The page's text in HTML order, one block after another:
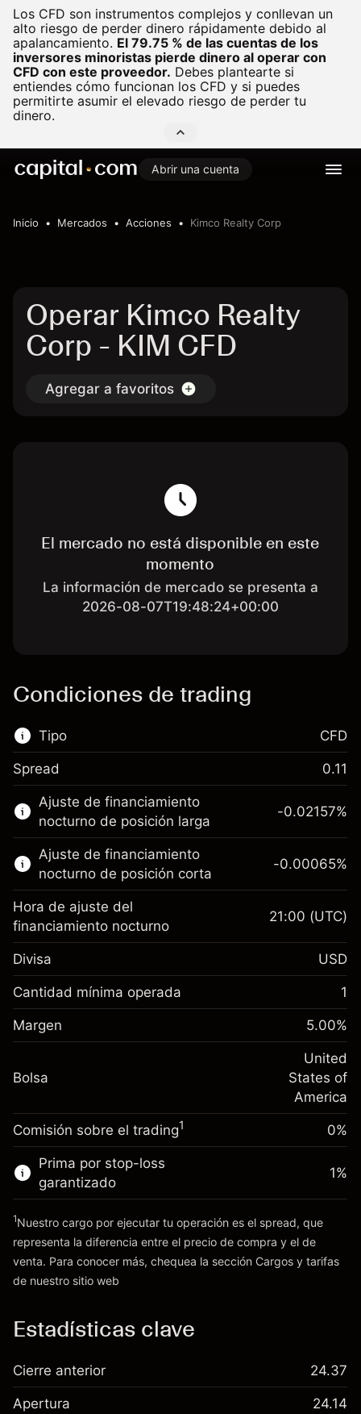
Los CFD son instrumentos complejos y conllevan un
alto riesgo de perder dinero rápidamente debido al
apalancamiento. El 79.75 % de las cuentas de los
inversores minoristas pierde dinero al operar con
CFD con este proveedor. Debes plantearte si
entiendes cómo funcionan los CFD y si puedes
permitirte asumir el elevado riesgo de perder tu
dinero.
Abrir una cuenta
Inicio Mercados Acciones Kimco Realty Corp
Operar Kimco Realty
Corp - KIM CFD
Agregar a favoritos
El mercado no está disponible en este
momento
La información de mercado se presenta a
2026-08-07T19:48:24+00:00
Condiciones de trading
Tipo
Este mercado financiero está disponible para
hacer trading con CFD.
Obtén más información sobre:
CFD
CFD
Spread 0.11
Ajuste de financiamiento
nocturno de posición larga
$1,000.00
Ajuste de financiamiento
nocturno
Cargos por el valor total de la
posición
%
(-$4.31)
Tamaño de la operación con apalancamiento
~$20,000.00
$19,000.00
Ir a la plataforma
-0.02157%
Ajuste de financiamiento
nocturno de posición corta
Margen. Tu inversión
$1,000.00
Ajuste de financiamiento
-0.000654
%
(-$0.13)
Tamaño de la operación con apalancamiento
~$20,000.00
Dinero del apalancamiento ~ $
-0.00065%
Hora de ajuste del
financiamiento nocturno
21:00 (UTC)
Divisa USD
Cantidad mínima operada 1
Margen 5.00%
Bolsa
United
States of
America
Comisión sobre el trading1 0%
Prima por stop-loss
garantizado
Cargos
1%
1Nuestro cargo por ejecutar tu operación es el spread, que
representa la diferencia entre el precio de compra y el de
venta. Para conocer más, chequea la sección Cargos y tarifas
de nuestro sitio web
Estadísticas clave
Cierre anterior 24.37
Apertura 24.14